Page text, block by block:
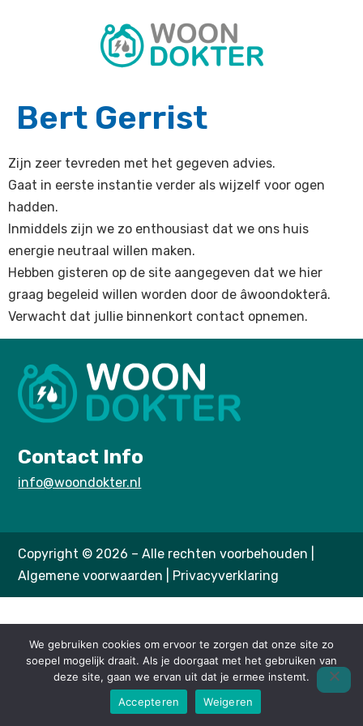
Bert Gerrist
Zijn zeer tevreden met het gegeven advies.
Gaat in eerste instantie verder als wijzelf voor ogen
hadden.
Inmiddels zijn we zo enthousiast dat we ons huis
energie neutraal willen maken.
Hebben gisteren op de site aangegeven dat we hier
graag begeleid willen worden door de âwoondokterâ.
Verwacht dat jullie binnenkort contact opnemen.
Contact Info
info@woondokter.nl
Copyright © 2026 – Alle rechten voorbehouden |
Algemene voorwaarden
Privacyverklaring
We gebruiken cookies om ervoor te zorgen dat onze site zo
soepel mogelijk draait. Als je doorgaat met het gebruiken van
deze site, gaan we ervan uit dat je ermee instemt.
Accepteren
Weigeren